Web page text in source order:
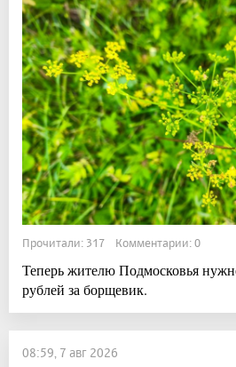
Прочитали: 317 Комментарии: 0
Теперь жителю Подмосковья
рублей за борщевик.
08:59, 7 авг 2026